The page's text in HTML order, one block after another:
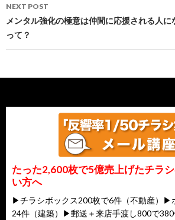
NEXT POST
メンタル強化の極意は仲間に応援される人
って？
たった2,600枚で5億売上げたチラ
い方へ
▶チラシボックス200枚で6件（不動産）▶
24件（建築）▶郵送＋来店手渡し800で